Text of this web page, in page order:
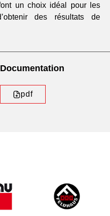
un choix idéal pour les
des résultats de
Documentation
pdf